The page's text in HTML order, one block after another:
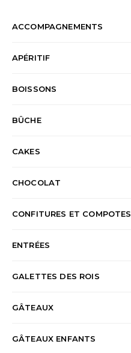
ACCOMPAGNEMENTS
APÉRITIF
BOISSONS
BÛCHE
CAKES
CHOCOLAT
CONFITURES ET COMPOTES
ENTRÉES
GALETTES DES ROIS
GÂTEAUX
GÂTEAUX ENFANTS